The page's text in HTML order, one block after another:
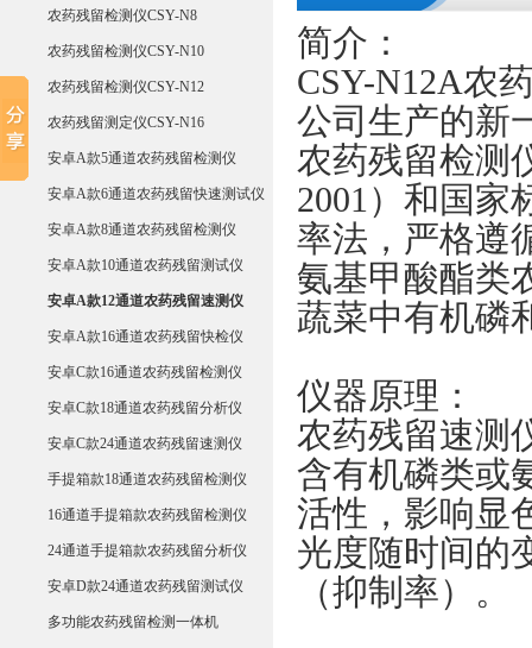
农药残留检测仪CSY-N8
农药残留检测仪CSY-N10
农药残留检测仪CSY-N12
农药残留测定仪CSY-N16
安卓A款5通道农药残留检测仪
安卓A款6通道农药残留快速测试仪
安卓A款8通道农药残留检测仪
安卓A款10通道农药残留测试仪
安卓A款12通道农药残留速测仪
安卓A款16通道农药残留快检仪
安卓C款16通道农药残留检测仪
安卓C款18通道农药残留分析仪
安卓C款24通道农药残留速测仪
手提箱款18通道农药残留检测仪
16通道手提箱款农药残留检测仪
24通道手提箱款农药残留分析仪
安卓D款24通道农药残留测试仪
多功能农药残留检测一体机
简介：
CSY-N12A农
公司生产的新
农药残留检测
2001）和国家
率法，严格遵
氨基甲酸酯类
蔬菜中有机磷
仪器原理：
农药残留速测
含有机磷类或
活性，影响显
光度随时间的
（抑制率）。